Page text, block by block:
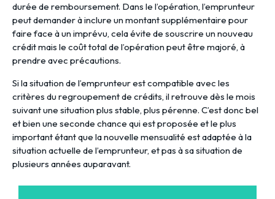
durée de remboursement. Dans le l’opération, l’emprunteur
peut demander à inclure un montant supplémentaire pour
faire face à un imprévu, cela évite de souscrire un nouveau
crédit mais le coût total de l’opération peut être majoré, à
prendre avec précautions.
Si la situation de l’emprunteur est compatible avec les
critères du regroupement de crédits, il retrouve dès le mois
suivant une situation plus stable, plus pérenne. C’est donc bel
et bien une seconde chance qui est proposée et le plus
important étant que la nouvelle mensualité est adaptée à la
situation actuelle de l’emprunteur, et pas à sa situation de
plusieurs années auparavant.